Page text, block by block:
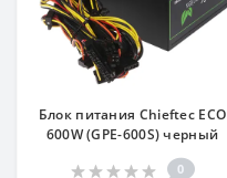
Блок питания Chieftec ECO
600W (GPE-600S) черный
0